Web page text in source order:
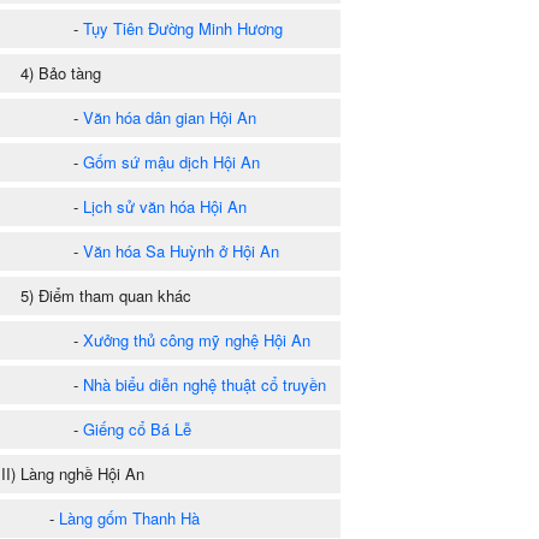
Tụy Tiên Đường Minh Hương
Bảo tàng
Văn hóa dân gian Hội An
Gốm sứ mậu dịch Hội An
Lịch sử văn hóa Hội An
Văn hóa Sa Huỳnh ở Hội An
Điểm tham quan khác
Xưởng thủ công mỹ nghệ Hội An
Nhà biểu diễn nghệ thuật cổ truyền
Giếng cổ Bá Lễ
Làng nghề Hội An
Làng gốm Thanh Hà